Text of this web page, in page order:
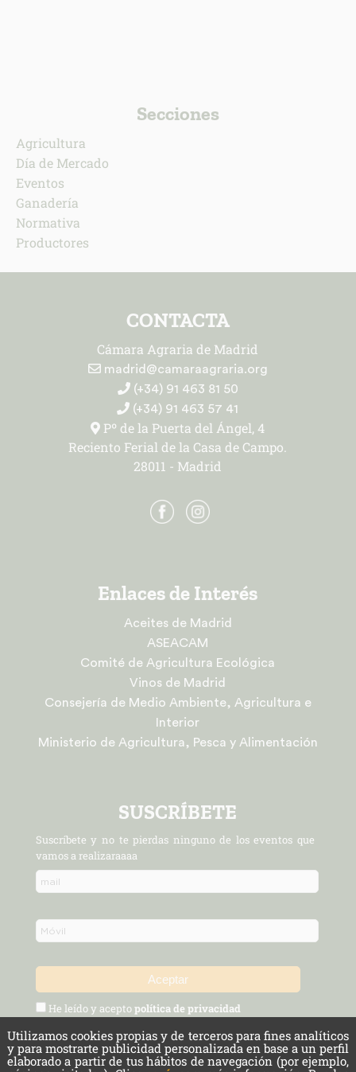
Secciones
Agricultura
Día de Mercado
Eventos
Ganadería
Normativa
Productores
CONTACTA
Cámara Agraria de Madrid
madrid@camaraagraria.org
(+34) 91 463 81 50
(+34) 91 463 57 41
Pº de la Puerta del Ángel, 4
Reciento Ferial de la Casa de Campo.
28011 - Madrid
Enlaces de Interés
Aceites de Madrid
ASEACAM
Comité de Agricultura Ecológica
Vinos de Madrid
Consejería de Medio Ambiente, Agricultura e
Interior
Ministerio de Agricultura, Pesca y Alimentación
SUSCRÍBETE
Suscríbete y no te pierdas ninguno de los eventos que
vamos a realizaraaaa
He leído y aceptopolítica de privacidad
Política de Privacidad y Aviso Legal Protección de datos
Utilizamos cookies propias y de terceros para fines analíticos
y para mostrarte publicidad personalizada en base a un perfil
elaborado a partir de tus hábitos de navegación (por ejemplo,